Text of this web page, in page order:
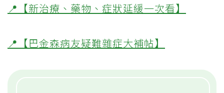
📍【新治療、藥物、症狀延緩一次看】
📍【巴金森病友疑難雜症大補帖】